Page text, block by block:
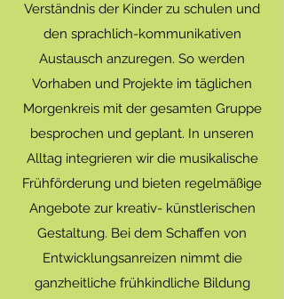
Verständnis der Kinder zu schulen und
den sprachlich-kommunikativen
Austausch anzuregen. So werden
Vorhaben und Projekte im täglichen
Morgenkreis mit der gesamten Gruppe
besprochen und geplant. In unseren
Alltag integrieren wir die musikalische
Frühförderung und bieten regelmäßige
Angebote zur kreativ- künstlerischen
Gestaltung. Bei dem Schaffen von
Entwicklungsanreizen nimmt die
ganzheitliche frühkindliche Bildung